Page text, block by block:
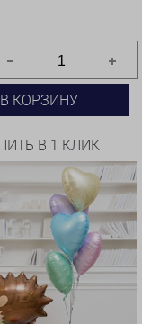
В КОРЗИНУ
В 1 КЛИК